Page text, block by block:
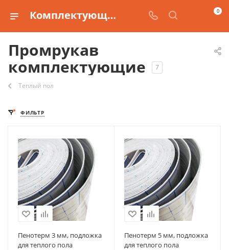
Комплектующие от производителя Промрукав 0
Промрукав
комплектующие
7
Теплый пол
ФИЛЬТР
Пенотерм 3 мм, подложка
для теплого пола
Пенотерм 5 мм, подложка
для теплого пола